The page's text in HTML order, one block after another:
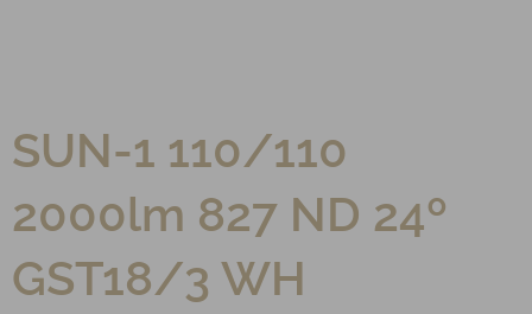
SUN-1 110/110
2000lm 827 ND 24º
GST18/3 WH